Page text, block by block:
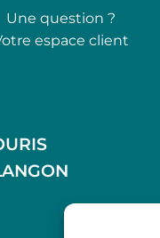
Une question ?
espace client